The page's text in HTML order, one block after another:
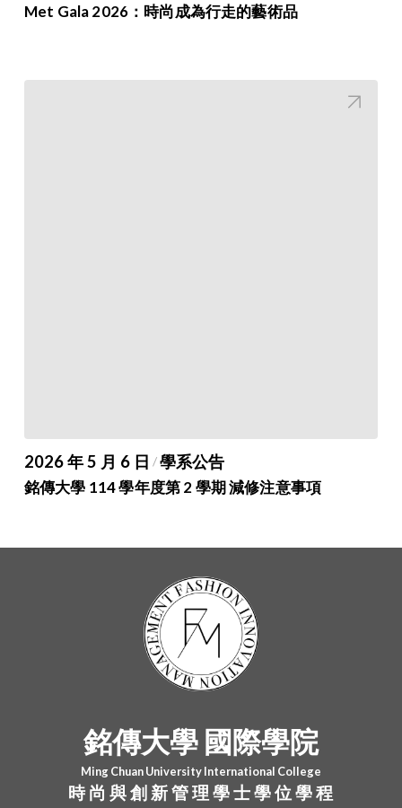
Met Gala 2026：時尚成為行走的藝術品
2026 年 5 月 6 日 /學系公告
銘傳大學 114 學年度第 2 學期 減修注意事項
銘傳大學 國際學院
Ming Chuan University International College
時 尚 與 創 新 管 理 學 士 學 位 學 程